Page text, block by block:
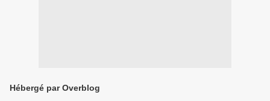
Hébergé par Overblog